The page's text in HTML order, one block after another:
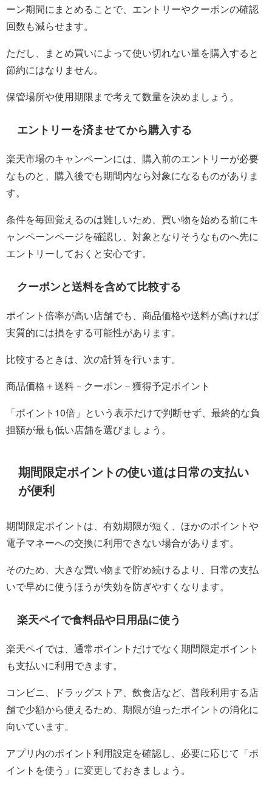
ーン期間にまとめることで、エントリーやクーポンの確認
回数も減らせます。
ただし、まとめ買いによって使い切れない量を購入すると
節約にはなりません。
保管場所や使用期限まで考えて数量を決めましょう。
エントリーを済ませてから購入する
楽天市場のキャンペーンには、購入前のエントリーが必要
なものと、購入後でも期間内なら対象になるものがありま
す。
条件を毎回覚えるのは難しいため、買い物を始める前にキ
ャンペーンページを確認し、対象となりそうなものへ先に
エントリーしておくと安心です。
クーポンと送料を含めて比較する
ポイント倍率が高い店舗でも、商品価格や送料が高ければ
実質的には損をする可能性があります。
比較するときは、次の計算を行います。
商品価格＋送料－クーポン－獲得予定ポイント
「ポイント10倍」という表示だけで判断せず、最終的な負
担額が最も低い店舗を選びましょう。
期間限定ポイントの使い道は日常の支払い
が便利
期間限定ポイントは、有効期限が短く、ほかのポイントや
電子マネーへの交換に利用できない場合があります。
そのため、大きな買い物まで貯め続けるより、日常の支払
いで早めに使うほうが失効を防ぎやすくなります。
楽天ペイで食料品や日用品に使う
楽天ペイでは、通常ポイントだけでなく期間限定ポイント
も支払いに利用できます。
コンビニ、ドラッグストア、飲食店など、普段利用する店
舗で少額から使えるため、期限が迫ったポイントの消化に
向いています。
アプリ内のポイント利用設定を確認し、必要に応じて「ポ
イントを使う」に変更しておきましょう。